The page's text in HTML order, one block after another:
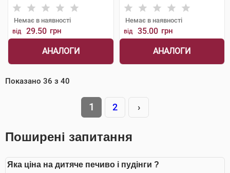
Немає в наявності
від 29.50 грн
АНАЛОГИ
Немає в наявності
від 35.00 грн
АНАЛОГИ
Показано 36 з 40
1 2 ›
Поширені запитання
Яка ціна на дитяче печиво і пудінги ?